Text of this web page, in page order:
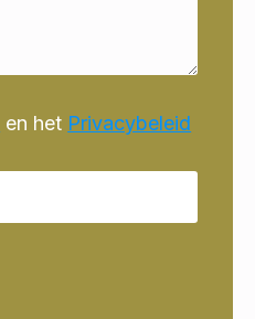
en het Privacybeleid